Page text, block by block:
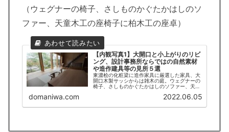
（ウェグナーの椅子、さしものかぐたかはしのソ
ファー、天童木工の座椅子に柏木工の座卓）
【内観写真1】大開口と小上がりのリビ
ング、設計事務所ならではの自然素材
や造作建具等の見所５選
東濃桧の化粧梁に造作家具に厳選した家具、大
開口木製サッシからは雑木の庭。ウェグナーの
椅子、さしものかぐたかはしのソファー、天童
domaniwa.com 2022.06.05